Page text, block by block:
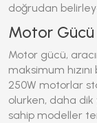
doğrudan
Motor Gücü
Motor gücü,
maksimum
250W motorlar
olurken, daha
sahip modeller